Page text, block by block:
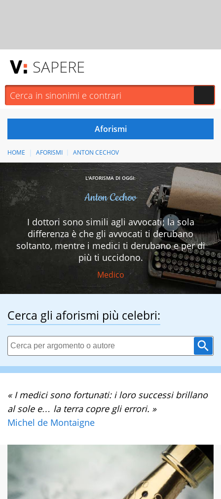
SAPERE
HOME AFORISMI ANTON CECHOV
L'AFORISMA DI OGGI:
Anton Cechov
I dottori sono simili agli avvocati; la sola
differenza è che gli avvocati ti derubano
soltanto, mentre i medici ti derubano e per di
più ti uccidono.
Medico
Cerca gli aforismi più celebri:
« I medici sono fortunati: i loro successi brillano
al sole e… la terra copre gli errori. »
Michel de Montaigne